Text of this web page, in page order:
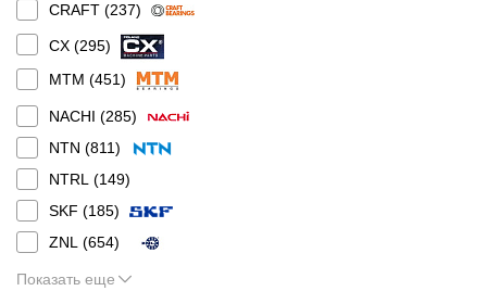
CRAFT (237)
CX (295)
MTM (451)
NACHI (285)
NTN (811)
NTRL (149)
SKF (185)
ZNL (654)
Показать еще